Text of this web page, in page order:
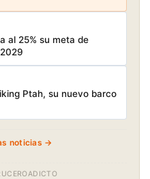
al 25% su meta de
Ptah, su nuevo barco
noticias →